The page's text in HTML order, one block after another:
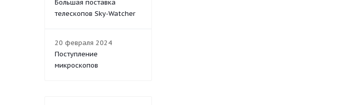
Большая поставка
телескопов Sky-Watcher
20 февраля 2024
Поступление
микроскопов